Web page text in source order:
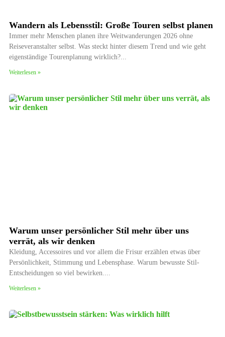
Wandern als Lebensstil: Große Touren selbst planen
Immer mehr Menschen planen ihre Weitwanderungen 2026 ohne
Reiseveranstalter selbst. Was steckt hinter diesem Trend und wie geht
eigenständige Tourenplanung wirklich?
Weiterlesen »
Warum unser persönlicher Stil mehr über uns
verrät, als wir denken
Kleidung, Accessoires und vor allem die Frisur erzählen etwas über
Persönlichkeit, Stimmung und Lebensphase. Warum bewusste Stil-
Entscheidungen so viel bewirken.
Weiterlesen »